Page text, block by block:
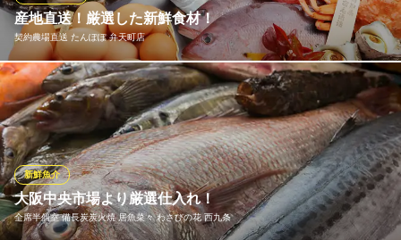
松栄丸
10名様～50名様個室
ＪＲ弁天町駅北口 徒歩1分
大阪府大阪市港区波除3-5-16
産地直送！厳選した新鮮食材！
契約農場直送 たんぽぽ 弁天町店
高知県宿毛漁港より直送！ 野菜は、兵庫県ほたる農園さん、愛媛
県加藤一夫ファームさん、香川県よしむら農園さん、大阪府泉州
射手矢農園さんなど、無農薬有機野菜を各地の契約農場さんから
入荷しています！ 毎日美味しい旬の野菜を育てて送って下さる生
産者さんに感謝！
契約農場直送 たんぽぽ 弁天町店
地産地消にこだわる酒場
大阪中央市場より厳選仕入れ！
全席半個室 備長炭炭火焼 居魚菜々 わさびの花 西九条
新鮮魚介